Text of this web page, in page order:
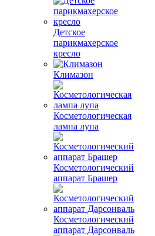
Детское
парикмахерское
кресло
Климазон
Косметологическая
лампа лупа
Косметологический
аппарат Брашер
Косметологический
аппарат Дарсонваль